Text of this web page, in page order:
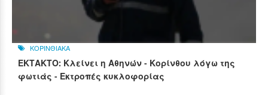
ΚΟΡΙΝΘΙΑΚΑ
ΕΚΤΑΚΤΟ: Κλείνει η Αθηνών - Κορίνθου λόγω της
φωτιάς - Εκτροπές κυκλοφορίας